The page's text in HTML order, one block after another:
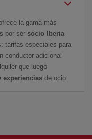
la gama más
por ser socio Iberia
tarifas especiales para
conductor adicional
que luego
experiencias de ocio.